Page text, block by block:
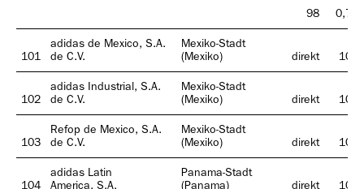
98 0,79
101
adidas de Mexico, S.A.
de C.V.
Mexiko-Stadt
(Mexiko)
direkt 100
102
adidas Industrial, S.A.
de C.V.
Mexiko-Stadt
(Mexiko)
direkt 100
103
Refop de Mexico, S.A.
de C.V.
Mexiko-Stadt
(Mexiko)
direkt 100
104
adidas Latin
America, S.A.
Panama-Stadt
(Panama)
direkt 100